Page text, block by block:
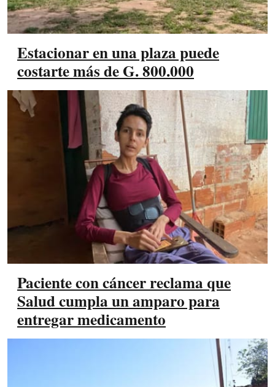
Estacionar en una plaza puede
costarte más de G. 800.000
Paciente con cáncer reclama que
Salud cumpla un amparo para
entregar medicamento